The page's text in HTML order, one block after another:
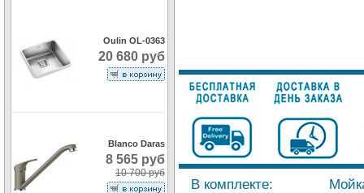
В комплекте:
Oulin OL-0363
20 680 руб
Blanco Daras
8 565 руб
10 700 руб